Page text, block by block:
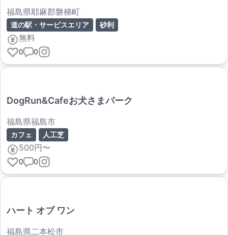
福島県耶麻郡磐梯町
道の駅・サービスエリア 砂利
無料
0 0
DogRun&Cafeお犬さまパーク
福島県福島市
カフェ 人工芝
500円〜
0 0
ハート オブ ワン
福島県二本松市